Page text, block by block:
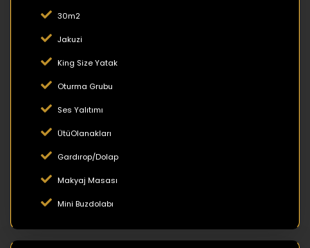
30m2
Jakuzi
King Size Yatak
Oturma Grubu
Ses Yalıtımı
ÜtüOlanakları
Gardırop/Dolap
Makyaj Masası
Mini Buzdolabı